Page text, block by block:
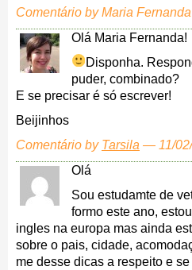
Comentário by Maria
Olá Maria Fernanda!
Disponha.
puder, combinado?
E se precisar é só escrever!
Beijinhos
Comentário by Tarsila — 11/
Olá
Sou estudamte de
formo este ano,
ingles na europa mas ainda
sobre o pais, cidade,
me desse dicas a respeito e